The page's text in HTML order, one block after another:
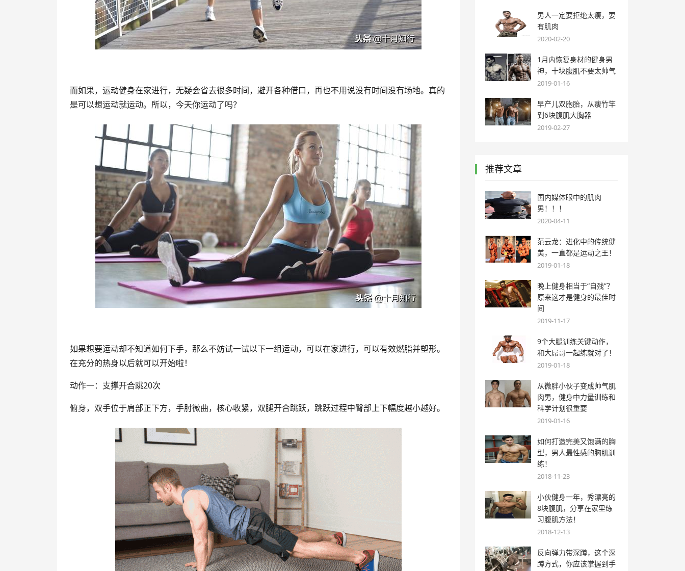
而如果，运动健身在家进行，无疑会省去很多时间，避开各种借口，再也不用说没有时间没有场地。真的
是可以想运动就运动。所以，今天你运动了吗？
如果想要运动却不知道如何下手，那么不妨试一试以下一组运动，可以在家进行，可以有效燃脂并塑形。
在充分的热身以后就可以开始啦！
动作一：支撑开合跳20次
俯身，双手位于肩部正下方，手肘微曲，核心收紧，双腿开合跳跃，跳跃过程中臀部上下幅度越小越好。
男人一定要拒绝太瘦，要
有肌肉
2020-02-20
1月内恢复身材的健身男
神，十块腹肌不要太帅气
2019-01-16
早产儿双胞胎，从瘦竹竿
到6块腹肌大胸器
2019-02-27
推荐文章
国内媒体眼中的肌肉
男！！！
2020-04-11
范云龙：进化中的传统健
美，一直都是运动之王！
2019-01-18
晚上健身相当于“自残”？
原来这才是健身的最佳时
间
2019-11-17
9个大腿训练关键动作，
和大屌哥一起练就对了！
2019-01-18
从微胖小伙子变成帅气肌
肉男，健身中力量训练和
科学计划很重要
2019-01-16
如何打造完美又饱满的胸
型，男人最性感的胸肌训
练！
2018-11-23
小伙健身一年，秀漂亮的
8块腹肌，分享在家里练
习腹肌方法！
2018-12-13
反向弹力带深蹲，这个深
蹲方式，你应该掌握到手